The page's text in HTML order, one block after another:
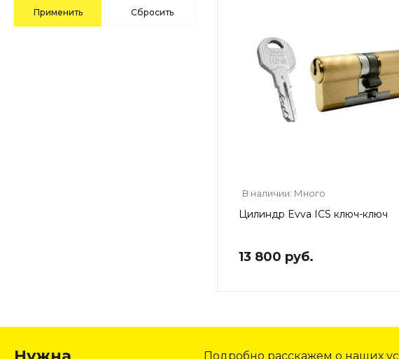
В наличии: Много
Цилиндр Evva ICS ключ-ключ
13 800 руб.
Подробно расскажем о наших